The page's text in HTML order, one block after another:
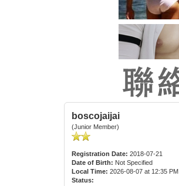
boscojaijai
(Junior Member)
Registration Date: 2018-07-21
Date of Birth: Not Specified
Local Time: 2026-08-07 at 12:35 PM
Status: